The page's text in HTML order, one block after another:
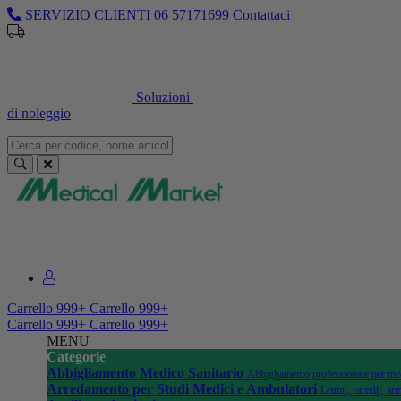
SERVIZIO CLIENTI 06 57171699 Contattaci
Soluzioni
di noleggio
Carrello 999+ Carrello 999+
Carrello 999+ Carrello 999+
MENU
Categorie
Abbigliamento Medico Sanitario Abbigliamento professionale per
Arredamento per Studi Medici e Ambulatori Lettini, carrelli,